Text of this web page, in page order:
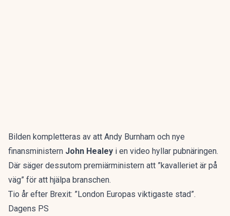
Bilden kompletteras av att Andy Burnham och nye
finansministern John Healey i en video hyllar pubnäringen.
Där säger dessutom premiärministern att ”kavalleriet är på
väg” för att hjälpa branschen.
Tio år efter Brexit: ”London Europas viktigaste stad”.
Dagens PS